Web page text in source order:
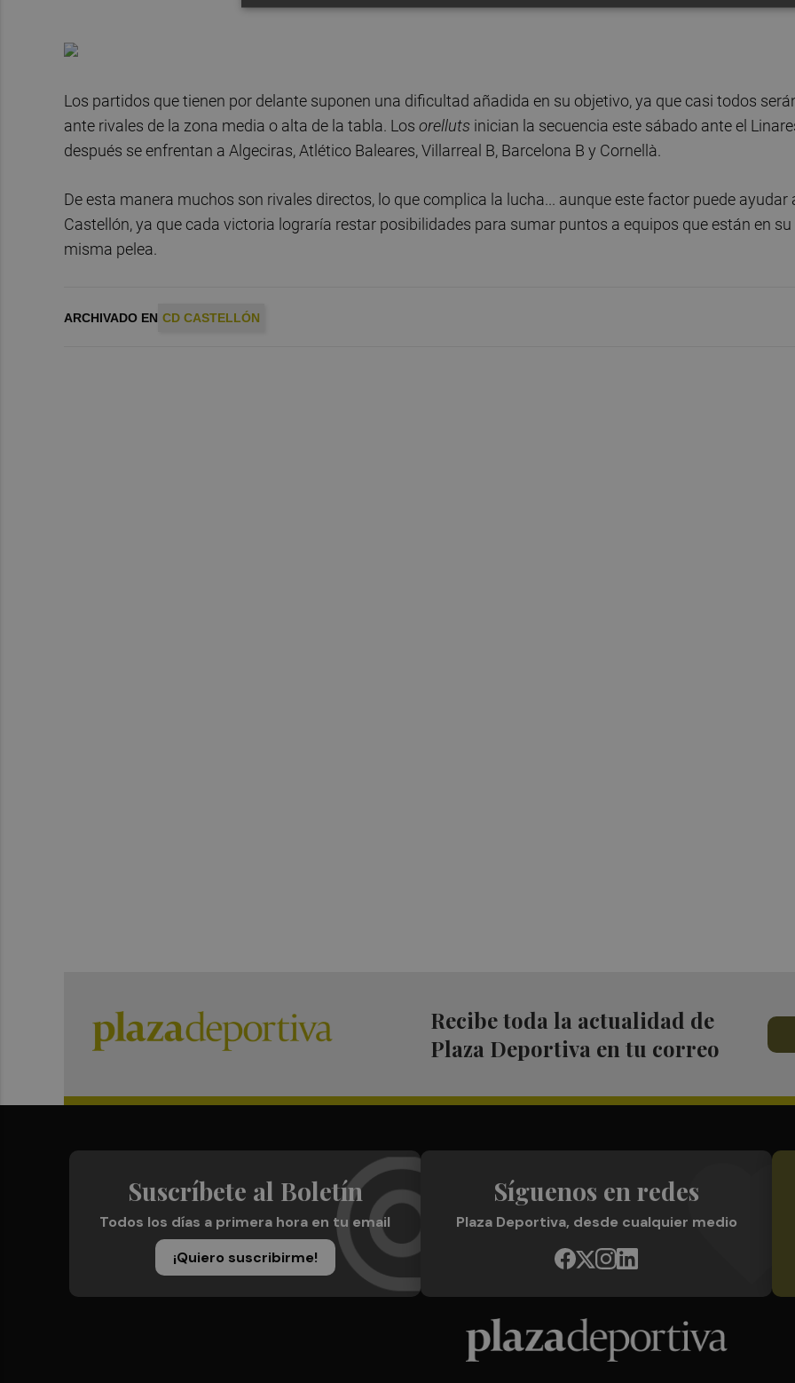
Los partidos que tienen por delante suponen una dificultad añadida en su objetivo, ya que casi todos
ante rivales de la zona media o alta de la tabla. Los orelluts inician la secuencia este sábado ante el
después se enfrentan a Algeciras, Atlético Baleares, Villarreal B, Barcelona B y Cornellà.
De esta manera muchos son rivales directos, lo que complica la lucha... aunque este factor puede ayudar
Castellón, ya que cada victoria lograría restar posibilidades para sumar puntos a equipos que están en su
misma pelea.
ARCHIVADO EN CD CASTELLÓN
Recibe toda la actualidad de
Plaza Deportiva en tu correo
Suscríbete al Boletín
Todos los días a primera hora en tu email
¡Quiero suscribirme!
Síguenos en redes
Plaza Deportiva, desde cualquier medio